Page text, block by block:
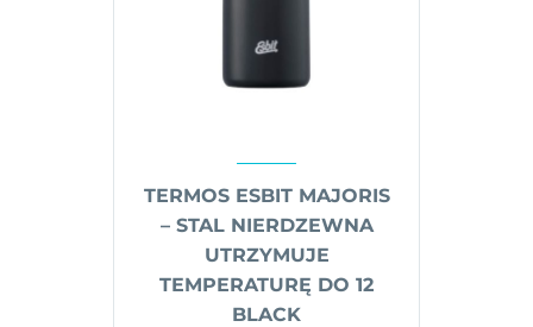
TERMOS ESBIT MAJORIS
– STAL NIERDZEWNA
UTRZYMUJE
TEMPERATURĘ DO 12
BLACK